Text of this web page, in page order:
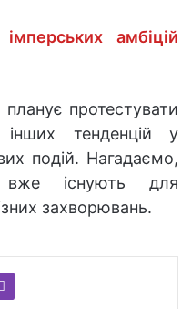
амбіцій
протестувати
тенденцій у
подій. Нагадаємо,
вже існують для
захворювань.